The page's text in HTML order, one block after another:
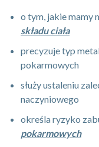
o tym, jakie mamy
składu ciała
precyzuje typ
pokarmowych
służy ustaleniu
naczyniowego
określa ryzyko
pokarmowych